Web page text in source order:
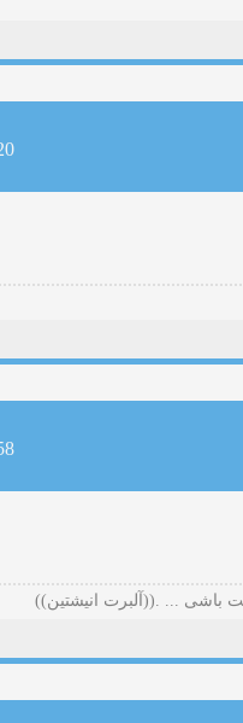
باشی ... .((آلبرت انیشتین))